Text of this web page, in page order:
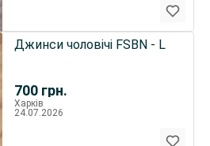
700 грн.
Джинси чоловічі FSBN - L
Харків
24.07.2026